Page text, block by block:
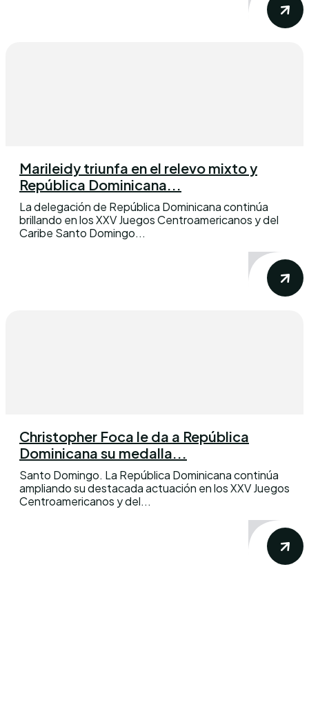
Marileidy triunfa en el relevo mixto y
República Dominicana...
La delegación de República Dominicana continúa
brillando en los XXV Juegos Centroamericanos y del
Caribe Santo Domingo...
Christopher Foca le da a República
Dominicana su medalla...
Santo Domingo. La República Dominicana continúa
ampliando su destacada actuación en los XXV Juegos
Centroamericanos y del...